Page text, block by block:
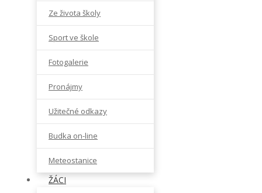
Ze života školy
Sport ve škole
Fotogalerie
Pronájmy
Užitečné odkazy
Budka on-line
Meteostanice
ŽÁCI